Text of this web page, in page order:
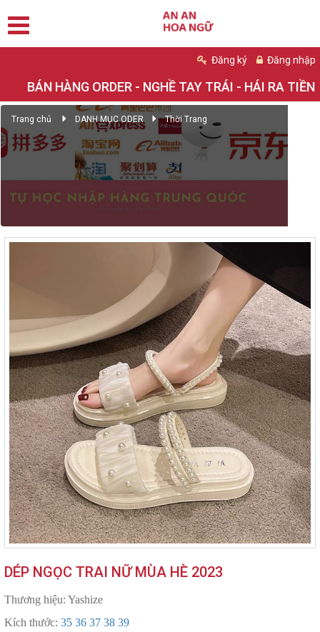
Đăng ký Đăng nhập
BÁN HÀNG ORDER - NGHỀ TAY TRÁI - HÁI RA TIỀN
Trang chủ DANH MỤC ODER Thời Trang
DÉP NGỌC TRAI NỮ MÙA HÈ 2023
Thương hiệu: Yashize
Kích thước: 35 36 37 38 39